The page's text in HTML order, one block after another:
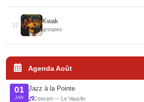
10
Kwak
groupes
Agenda Août
01
JAN
Jazz à la Pointe
Concert — Le Vauclin